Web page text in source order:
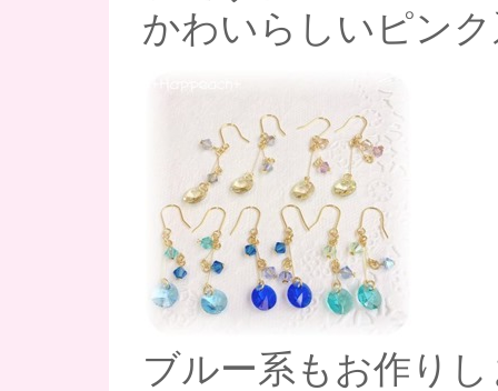
かわいらしいピン
ブルー系もお作り